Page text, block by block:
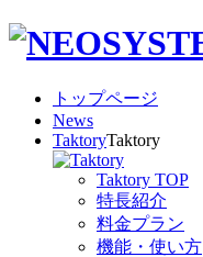
トップページ
News
TaktoryTaktory
Taktory TOP
特長紹介
料金プラン
機能・使い方